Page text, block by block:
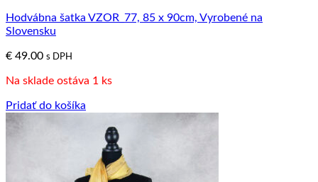
Hodvábna šatka VZOR_77, 85 x 90cm, Vyrobené na
Slovensku
€ 49.00 s DPH
Na sklade ostáva 1 ks
Pridať do košíka